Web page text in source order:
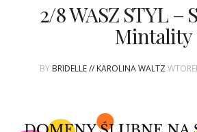
KONKURSY
WASZE ŚLUBY
2/8 WASZ STYL –
Mintality
BY BRIDELLE // KAROLINA WALTZ